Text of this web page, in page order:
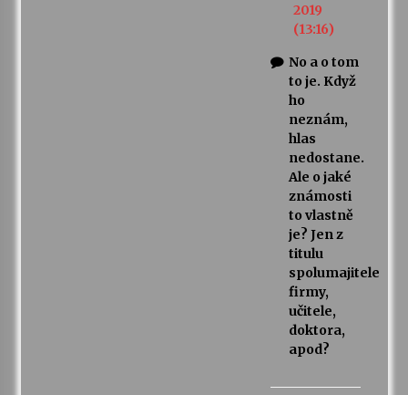
2019
(13:16)
No a o tom
to je. Když
ho
neznám,
hlas
nedostane.
Ale o jaké
známosti
to vlastně
je? Jen z
titulu
spolumajitele
firmy,
učitele,
doktora,
apod?